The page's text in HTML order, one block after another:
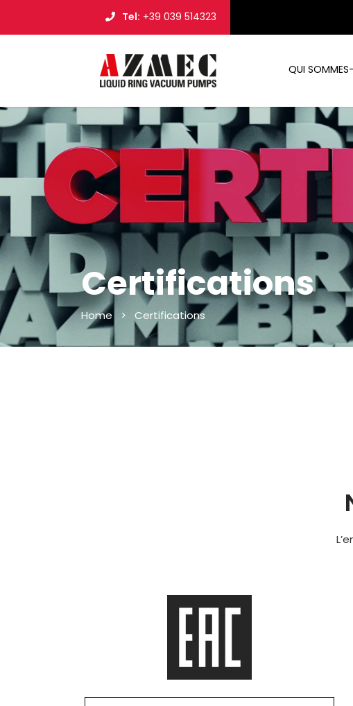
Tel: +39 039 514323
QUI
Certifications
Home > Certifications